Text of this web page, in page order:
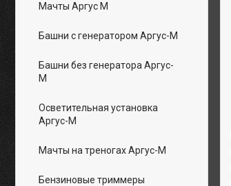
Мачты Аргус М
Башни с генератором Аргус-М
Башни без генератора Аргус-
М
Осветительная установка
Аргус-М
Мачты на треногах Аргус-М
Бензиновые триммеры